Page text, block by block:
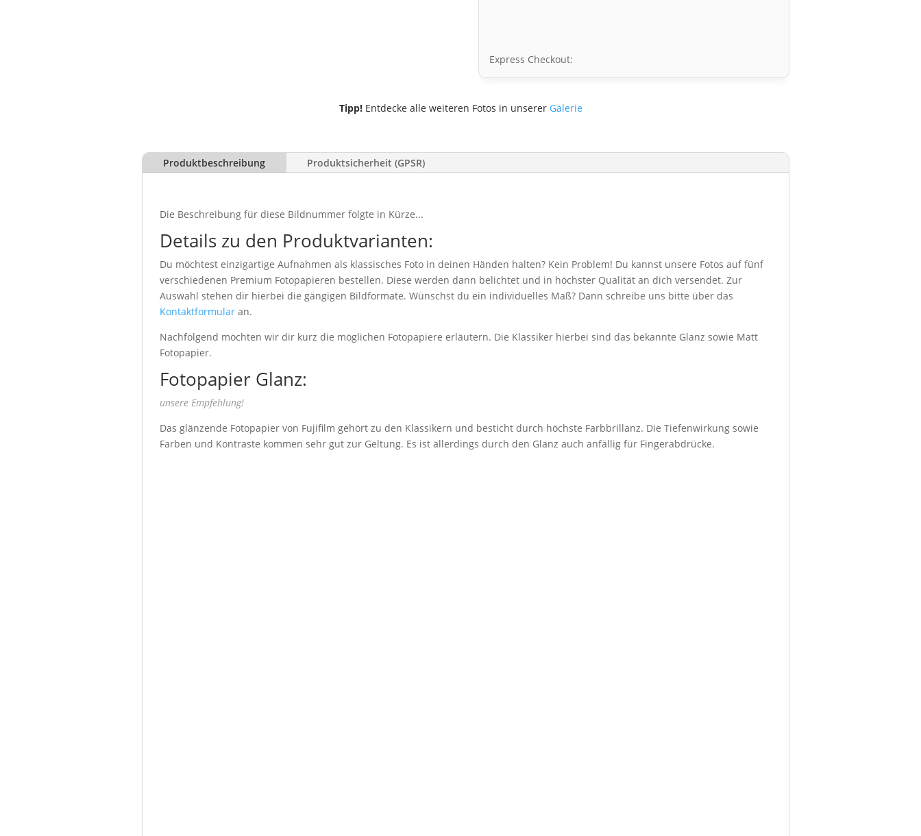
Express Checkout:
Tipp!Entdecke alle weiteren Fotos in unserer Galerie
Produktbeschreibung Produktsicherheit (GPSR)
Die Beschreibung für diese Bildnummer folgte in Kürze...
Details zu den Produktvarianten:
Du möchtest einzigartige Aufnahmen als klassisches Foto in deinen Händen halten? Kein Problem! Du kannst unsere Fotos auf fünf
verschiedenen Premium Fotopapieren bestellen. Diese werden dann belichtet und in höchster Qualität an dich versendet. Zur
Auswahl stehen dir hierbei die gängigen Bildformate. Wünschst du ein individuelles Maß? Dann schreibe uns bitte über das
Kontaktformular an.
Nachfolgend möchten wir dir kurz die möglichen Fotopapiere erläutern. Die Klassiker hierbei sind das bekannte Glanz sowie Matt
Fotopapier.
Fotopapier Glanz:
unsere Empfehlung!
Das glänzende Fotopapier von Fujifilm gehört zu den Klassikern und besticht durch höchste Farbbrillanz. Die Tiefenwirkung sowie
Farben und Kontraste kommen sehr gut zur Geltung. Es ist allerdings durch den Glanz auch anfällig für Fingerabdrücke.